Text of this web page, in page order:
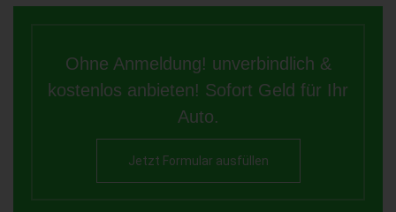
Ohne Anmeldung! unverbindlich &
kostenlos anbieten! Sofort Geld für Ihr
Auto.
Jetzt Formular ausfüllen